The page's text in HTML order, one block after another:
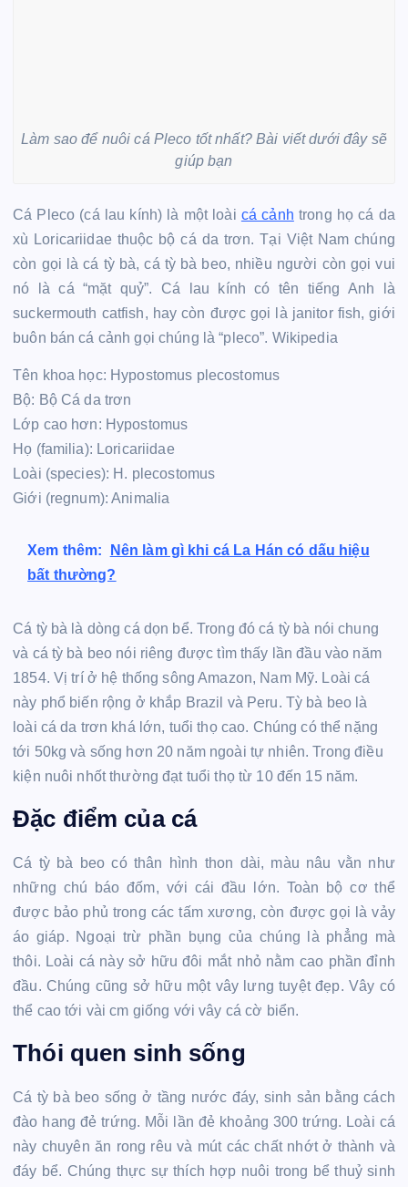
Làm sao để nuôi cá Pleco tốt nhất? Bài viết dưới đây sẽ
giúp bạn
Cá Pleco (cá lau kính) là một loài cá cảnh trong họ cá da
xù Loricariidae thuộc bộ cá da trơn. Tại Việt Nam chúng
còn gọi là cá tỳ bà, cá tỳ bà beo, nhiều người còn gọi vui
nó là cá “mặt quỷ”. Cá lau kính có tên tiếng Anh là
suckermouth catfish, hay còn được gọi là janitor fish, giới
buôn bán cá cảnh gọi chúng là “pleco”. Wikipedia
Tên khoa học: Hypostomus plecostomus
Bộ: Bộ Cá da trơn
Lớp cao hơn: Hypostomus
Họ (familia): Loricariidae
Loài (species): H. plecostomus
Giới (regnum): Animalia
Xem thêm:
Nên làm gì khi cá La Hán có dấu hiệu
bất thường?
Cá tỳ bà là dòng cá dọn bể. Trong đó cá tỳ bà nói chung
và cá tỳ bà beo nói riêng được tìm thấy lần đầu vào năm
1854. Vị trí ở hệ thống sông Amazon, Nam Mỹ. Loài cá
này phổ biến rộng ở khắp Brazil và Peru. Tỳ bà beo là
loài cá da trơn khá lớn, tuổi thọ cao. Chúng có thể nặng
tới 50kg và sống hơn 20 năm ngoài tự nhiên. Trong điều
kiện nuôi nhốt thường đạt tuổi thọ từ 10 đến 15 năm.
Đặc điểm của cá
Cá tỳ bà beo có thân hình thon dài, màu nâu vằn như
những chú báo đốm, với cái đầu lớn. Toàn bộ cơ thể
được bảo phủ trong các tấm xương, còn được gọi là vảy
áo giáp. Ngoại trừ phần bụng của chúng là phẳng mà
thôi. Loài cá này sở hữu đôi mắt nhỏ nằm cao phần đỉnh
đầu. Chúng cũng sở hữu một vây lưng tuyệt đẹp. Vây có
thể cao tới vài cm giống với vây cá cờ biển.
Thói quen sinh sống
Cá tỳ bà beo sống ở tầng nước đáy, sinh sản bằng cách
đào hang đẻ trứng. Mỗi lần đẻ khoảng 300 trứng. Loài cá
này chuyên ăn rong rêu và mút các chất nhớt ở thành và
đáy bể. Chúng thực sự thích hợp nuôi trong bể thuỷ sinh